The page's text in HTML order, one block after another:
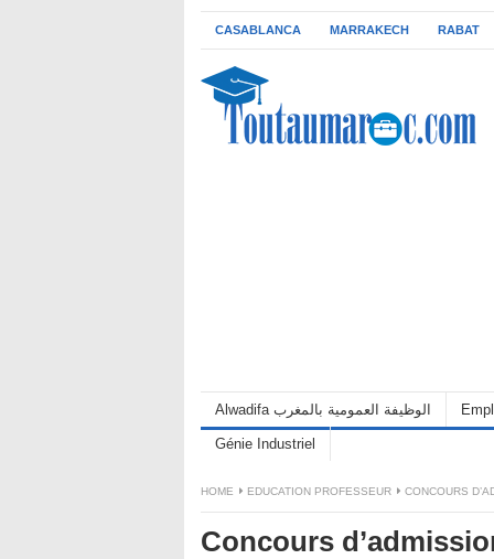
CASABLANCA MARRAKECH RABAT
Alwadifa الوظيفة العمومية بالمغرب
Génie Industriel
HOME EDUCATION PROFESSEUR CONCOURS
Concours